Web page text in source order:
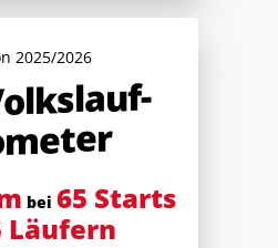
2025/2026
bei 65 Starts
Läufern